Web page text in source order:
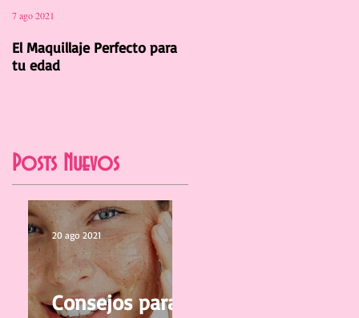
El Maquillaje Perfecto para
tu edad
7 ago 2021
Posts Nuevos
Consejos para
20 ago 2021